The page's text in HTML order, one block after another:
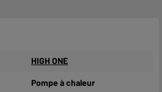
HIGH ONE
Pompe à chaleur